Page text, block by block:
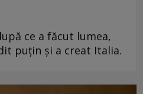
ce a făcut lumea,
puțin și a creat Italia.